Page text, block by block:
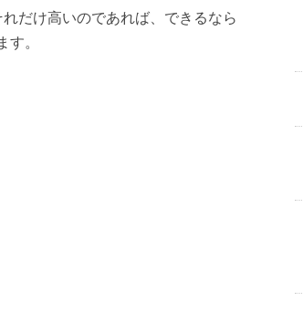
だけ高いのであれば、できるなら
。